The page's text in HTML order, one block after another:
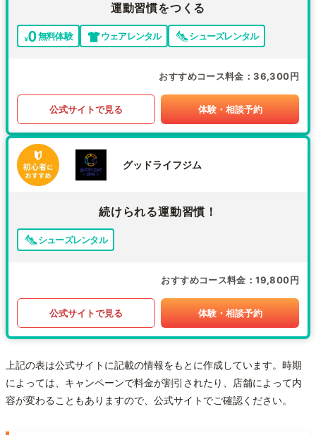
運動習慣をつくる
無料体験 ウェアレンタル シューズレンタル
おすすめコース料金 36,300円
公式サイトで見る 体験・相談予約
グッドライフジム
続けられる運動習慣！
シューズレンタル
おすすめコース料金 19,800円
公式サイトで見る 体験・相談予約
上記の表は公式サイトに記載の情報をもとに作成しています。時期
によっては、キャンペーンで料金が割引されたり、店舗によって内
容が変わることもありますので、公式サイトでご確認ください。